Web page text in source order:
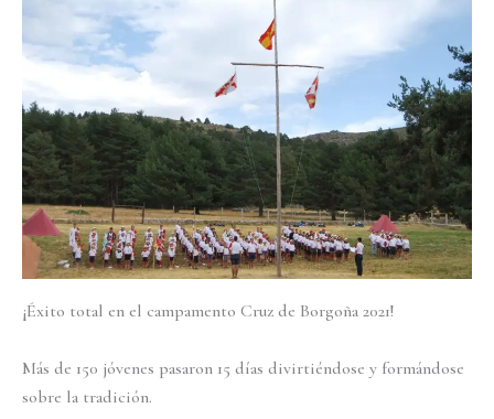
¡Éxito total en el campamento Cruz de Borgoña 2021!
Más de 150 jóvenes pasaron 15 días divirtiéndose y formándose
sobre la tradición.